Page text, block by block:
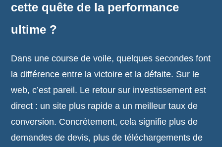
cette quête de la performance
ultime ?
Dans une course de voile, quelques secondes font
la différence entre la victoire et la défaite. Sur le
web, c’est pareil. Le retour sur investissement est
direct : un site plus rapide a un meilleur taux de
conversion. Concrètement, cela signifie plus de
demandes de devis, plus de téléchargements de